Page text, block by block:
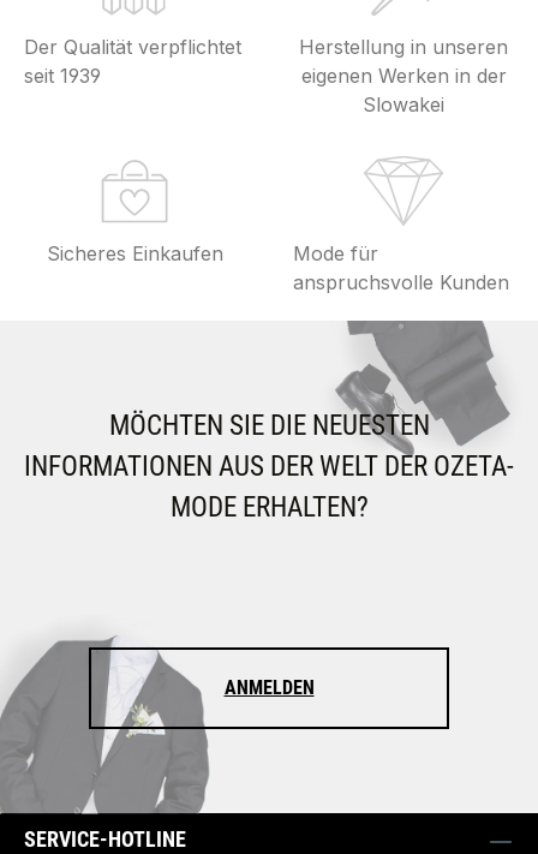
Der Qualität verpflichtet
seit 1939
Herstellung in unseren
eigenen Werken in der
Slowakei
Sicheres Einkaufen
Mode für
anspruchsvolle Kunden
MÖCHTEN SIE DIE NEUESTEN
INFORMATIONEN AUS DER WELT DER OZETA-
MODE ERHALTEN?
ANMELDEN
SERVICE-HOTLINE